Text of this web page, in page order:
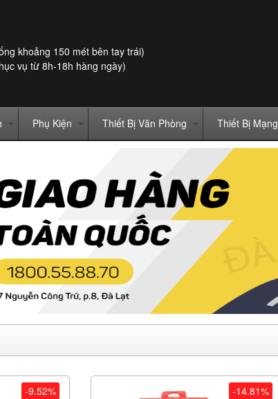
khoảng 150 mét bên tay trái)
vụ từ 8h-18h hàng ngày)
Phụ Kiện Thiết Bị Văn Phòng Thiết Bị Mạng
-9.52% -14.81%